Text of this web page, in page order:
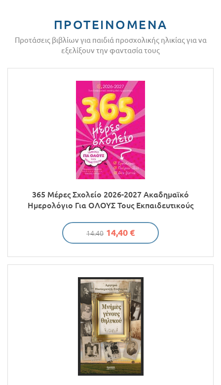
ΠΡΟΤΕΙΝΟΜΕΝΑ
Προτάσεις βιβλίων για παιδιά προσχολικής ηλικίας για να
εξελίξουν την φαντασία τους
365 Μέρες Σχολείο 2026-2027 Ακαδημαϊκό
Ημερολόγιο Για ΟΛΟΥΣ Τους Εκπαιδευτικούς
14.40 14,40 €